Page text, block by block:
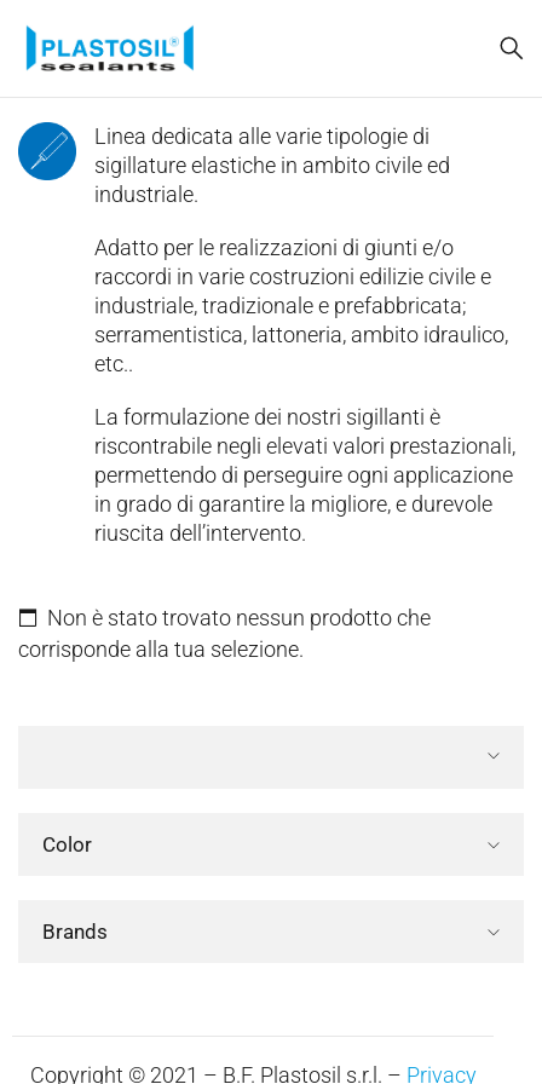
Linea dedicata alle varie tipologie di
sigillature elastiche in ambito civile ed
industriale.
Adatto per le realizzazioni di giunti e/o
raccordi in varie costruzioni edilizie civile e
industriale, tradizionale e prefabbricata;
serramentistica, lattoneria, ambito idraulico,
etc..
La formulazione dei nostri sigillanti è
riscontrabile negli elevati valori prestazionali,
permettendo di perseguire ogni applicazione
in grado di garantire la migliore, e durevole
riuscita dell’intervento.
Non è stato trovato nessun prodotto che
corrisponde alla tua selezione.
Color
Brands
Copyright © 2021 – B.F. Plastosil s.r.l. – Privacy